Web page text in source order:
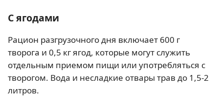
С ягодами
Рацион разгрузочного дня включает 600 г
творога и 0,5 кг ягод, которые могут служить
отдельным приемом пищи или употребляться с
творогом. Вода и несладкие отвары трав до 1,5-2
литров.